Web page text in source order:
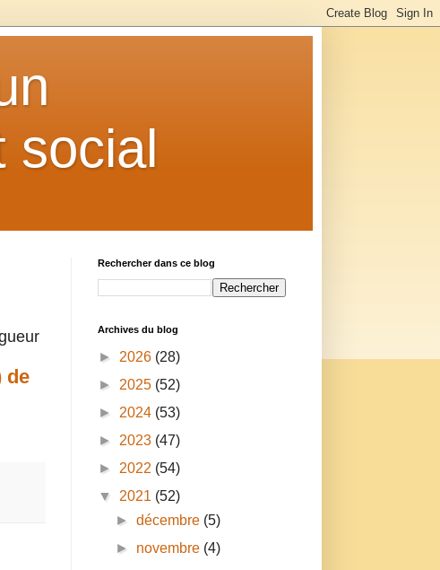
social
de
Rechercher dans ce blog
Archives du blog
► 2026 (28)
► 2025 (52)
► 2024 (53)
► 2023 (47)
► 2022 (54)
▼ 2021 (52)
►décembre (5)
► novembre (4)